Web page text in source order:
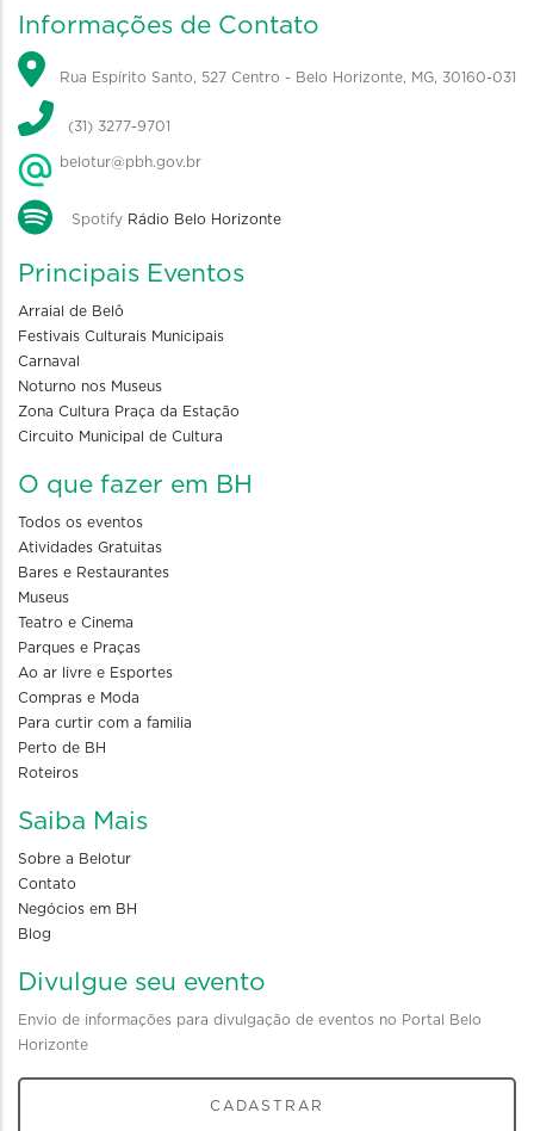
Informações de Contato
Rua Espírito Santo, 527 Centro - Belo Horizonte, MG, 30160-031
(31) 3277-9701
belotur@pbh.gov.br
Spotify Rádio Belo Horizonte
Principais Eventos
Arraial de Belô
Festivais Culturais Municipais
Carnaval
Noturno nos Museus
Zona Cultura Praça da Estação
Circuito Municipal de Cultura
O que fazer em BH
Todos os eventos
Atividades Gratuitas
Bares e Restaurantes
Museus
Teatro e Cinema
Parques e Praças
Ao ar livre e Esportes
Compras e Moda
Para curtir com a familia
Perto de BH
Roteiros
Saiba Mais
Sobre a Belotur
Contato
Negócios em BH
Blog
Divulgue seu evento
Envio de informações para divulgação de eventos no Portal Belo
Horizonte
CADASTRAR